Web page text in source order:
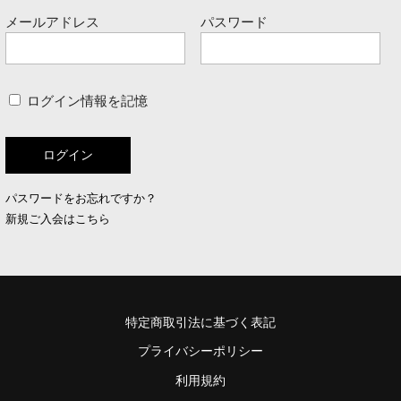
メールアドレス パスワード
ログイン情報を記憶
パスワードをお忘れですか？
新規ご入会はこちら
特定商取引法に基づく表記
プライバシーポリシー
利用規約